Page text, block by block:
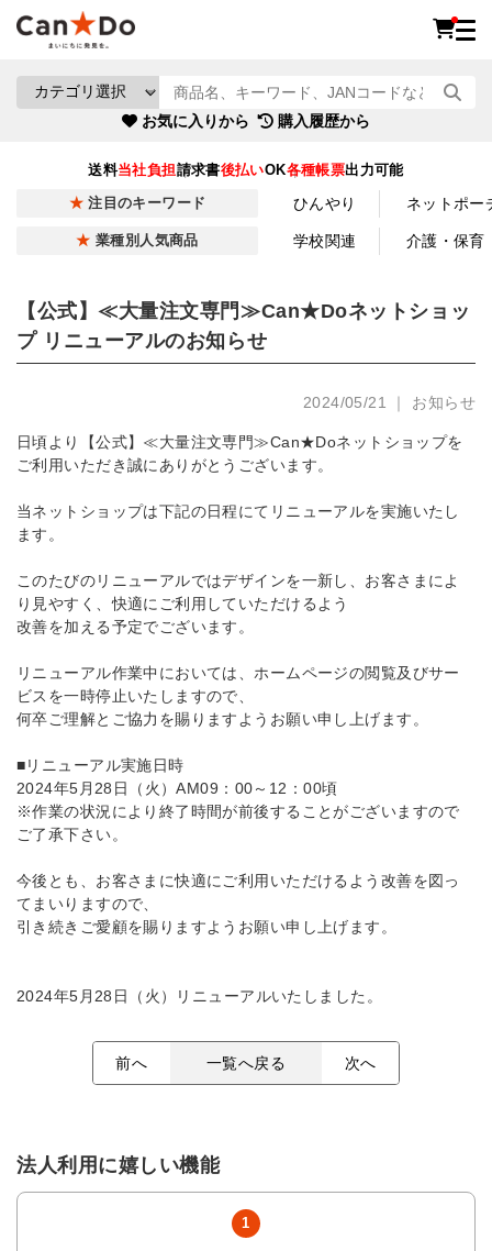
お気に入りから 購入履歴から
送料当社負担請求書後払いOK各種帳票出力可能
注目のキーワード ひんやり ネットポー
業種別人気商品 学校関連 介護・保育
【公式】≪大量注文専門≫Can★Doネットショッ
プ リニューアルのお知らせ
2024/05/21 ｜ お知らせ
日頃より【公式】≪大量注文専門≫Can★Doネットショップを
ご利用いただき誠にありがとうございます。
当ネットショップは下記の日程にてリニューアルを実施いたし
ます。
このたびのリニューアルではデザインを一新し、お客さまによ
り見やすく、快適にご利用していただけるよう
改善を加える予定でございます。
リニューアル作業中においては、ホームページの閲覧及びサー
ビスを一時停止いたしますので、
何卒ご理解とご協力を賜りますようお願い申し上げます。
■リニューアル実施日時
2024年5月28日（火）AM09：00～12：00頃
※作業の状況により終了時間が前後することがございますので
ご了承下さい。
今後とも、お客さまに快適にご利用いただけるよう改善を図っ
てまいりますので、
引き続きご愛顧を賜りますようお願い申し上げます。
2024年5月28日（火）リニューアルいたしました。
前へ 一覧へ戻る 次へ
法人利用に嬉しい機能